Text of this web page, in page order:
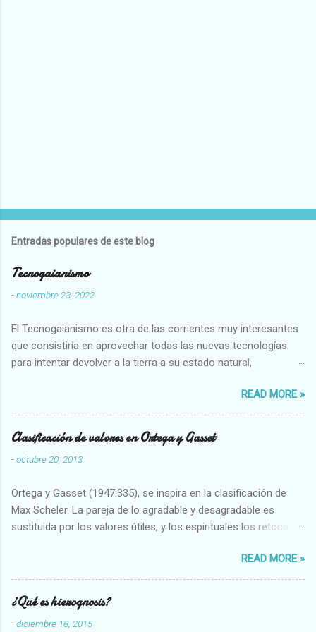
Entradas populares de este blog
Tecnogaianismo
-noviembre 23, 2022
El Tecnogaianismo es otra de las corrientes muy interesantes
que consistiría en aprovechar todas las nuevas tecnologías
para intentar devolver a la tierra a su estado natural,
READ MORE »
Clasificación de valores en Ortega y Gasset
-octubre 20, 2013
Ortega y Gasset (1947:335), se inspira en la clasificación de
Max Scheler. La pareja de lo agradable y desagradable es
sustituida por los valores útiles, y los espirituales los retoca.
Abundante-Escaso,etc 2 VITALES Sano-Enfermo Selecto-
Vulgar Enérgico-Inerte Fuerte-Débil,etc. 3 ESPIRITUALES a)
Intelectuales Conocimiento-Error Exacto-Aproximado
Evidente-Probable,etc b) Morales Bueno-malo Bondadoso-
malvado Justo-Injusto Escrupuloso-Relajado Leal-Desleal,etc.
READ MORE »
¿Qué es hierognosis?
-diciembre 18, 2015